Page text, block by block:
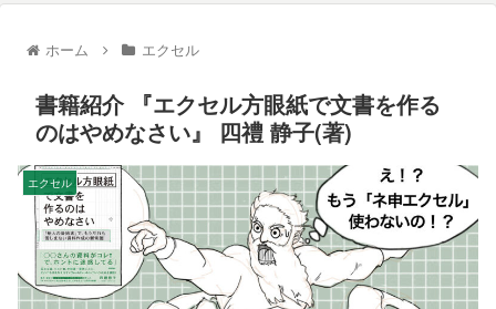
ホーム エクセル
書籍紹介 『エクセル方眼紙で文書を作る
のはやめなさい』 四禮 静子(著)
エクセル